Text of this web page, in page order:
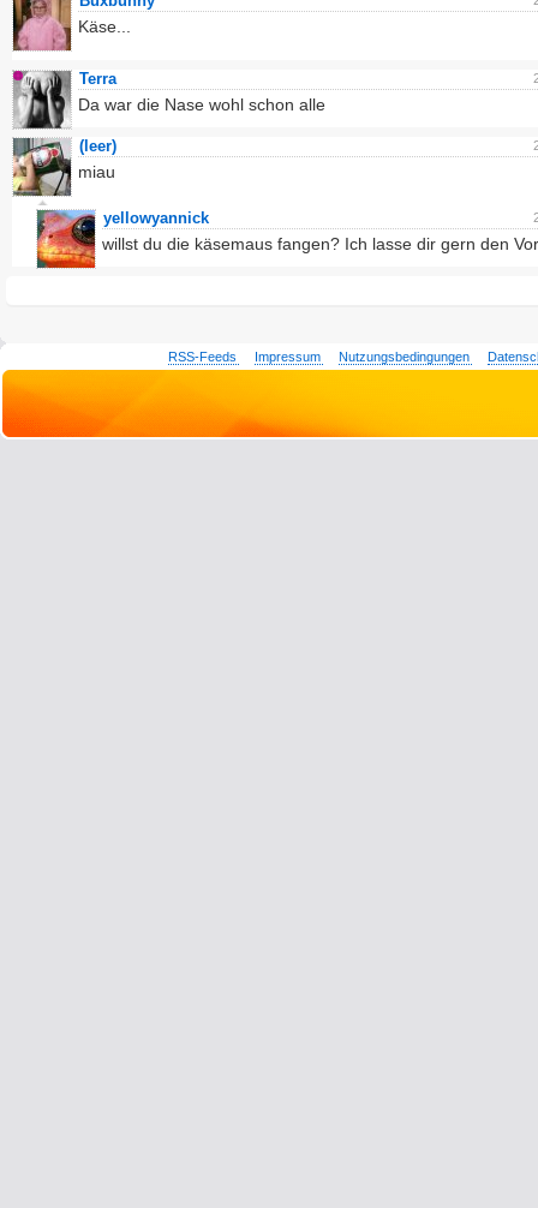
Käse...
Terra
Da war die Nase wohl schon alle
(leer)
miau
yellowyannick
willst du die käsemaus fangen? Ich lasse dir gern den
RSS-Feeds Impressum Nutzungsbedingungen